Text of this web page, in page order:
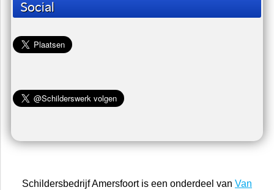
Social
Schildersbedrijf Amersfoort is een onderdeel van Van